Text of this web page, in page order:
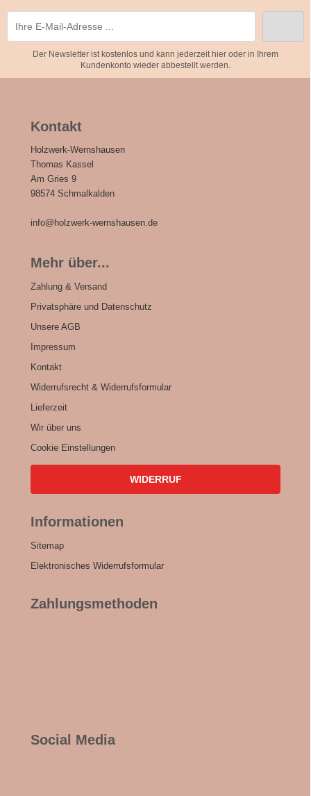
Der Newsletter ist kostenlos und kann jederzeit hier oder in Ihrem
Kundenkonto wieder abbestellt werden.
Kontakt
Holzwerk-Wernshausen
Thomas Kassel
Am Gries 9
98574 Schmalkalden
info@holzwerk-wernshausen.de
Mehr über...
Zahlung & Versand
Privatsphäre und Datenschutz
Unsere AGB
Impressum
Kontakt
Widerrufsrecht & Widerrufsformular
Lieferzeit
Wir über uns
Cookie Einstellungen
WIDERRUF
Informationen
Sitemap
Elektronisches Widerrufsformular
Zahlungsmethoden
Social Media